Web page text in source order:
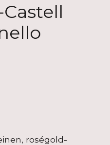
roségold-